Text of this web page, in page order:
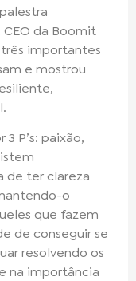
da Boomit
importantes
e mostrou
P’s: paixão,
de ter clareza
o
que fazem
de conseguir se
resolvendo os
na importância